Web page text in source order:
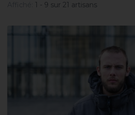
1 - 9 sur 21 artisans